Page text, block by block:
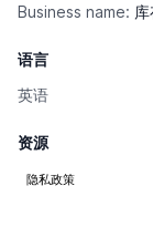
Business name:
语言
英语
资源
隐私政策